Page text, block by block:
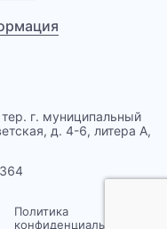
г. муниципальный
д. 4-6, литера А,
Политика
конфиденциальности